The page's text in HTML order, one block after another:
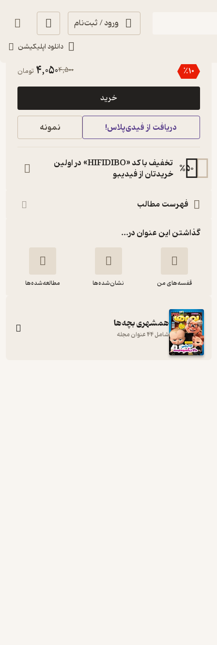
ورود / ثبت‌نام
دانلود اپلیکیشن
حال‌خوب‌کن ✨(
٪10
4,500
4,050 تومان
خرید
دریافت از فیدی‌پلاس! نمونه
%50
تخفیف با کد «HIFIDIBO» در اولین
خریدتان از فیدیبو
فهرست مطالب
گذاشتن این عنوان در...
قفسه‌های من نشان‌شده‌ها مطالعه‌شده‌ها
همشهری بچه‌ها
شامل 44 عنوان مجله